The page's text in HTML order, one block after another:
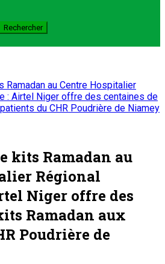
Ramadan au Centre Hospitalier
: Airtel Niger offre des centaines de
du CHR Poudrière de Niamey
kits Ramadan au
Régional
Niger offre des
Ramadan aux
Poudrière de